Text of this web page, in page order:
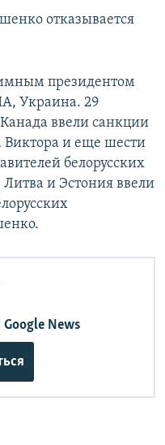
отказывается
президентом
Украина. 29
ввели санкции
Виктора и еще шести
белорусских
и Эстония ввели
News